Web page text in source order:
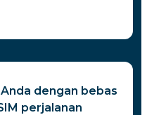
dengan bebas
perjalanan